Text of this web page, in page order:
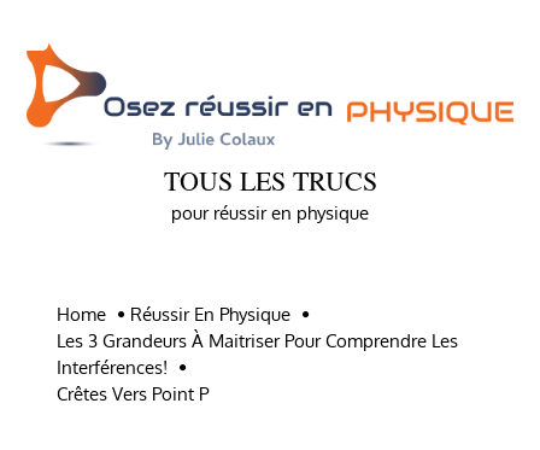
content
TOUS LES TRUCS
pour réussir en physique
Home
Réussir En Physique
Les 3 Grandeurs À Maitriser Pour Comprendre Les
Interférences!
Crêtes Vers Point P